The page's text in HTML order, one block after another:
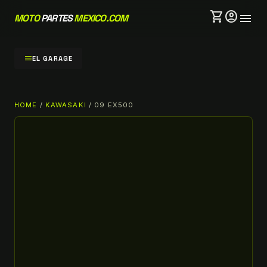
MOTOPARTESMEXICO.COM shopping_cartaccount_circlemenu
menuEL GARAGE
HOME / KAWASAKI / 09 EX500